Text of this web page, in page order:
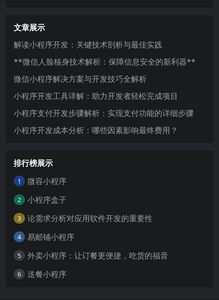
文章展示
解读小程序开发：关键技术剖析与最佳实践
**微信人脸核身技术解析：保障信息安全的新利器**
微信小程序解决方案与开发技巧全解析
小程序开发工具详解：助力开发者轻松完成项目
小程序支付开发步骤解析：实现支付功能的详细步骤
小程序开发成本分析：哪些因素影响最终费用？
排行榜展示
1 微容小程序
2 小程序盒子
3 论需求分析对应用软件开发的重要性
4 易邮铺小程序
5 外卖小程序：让订餐更便捷，吃货的福音
6 送餐小程序